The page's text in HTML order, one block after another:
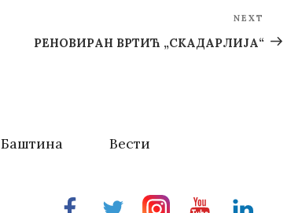
Post
NEXT
РЕНОВИРАН ВРТИЋ „СКАДАРЛИЈА“
Баштина Вести
FacebookTwitterInstragramYoutubeLinkedin